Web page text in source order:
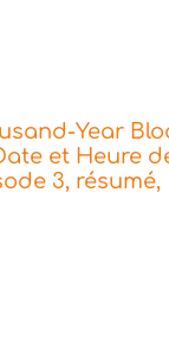
Year
et Heure
3, résumé,